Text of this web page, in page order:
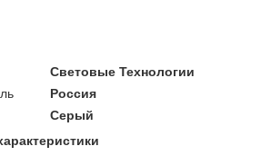
Световые Технологии
Россия
Серый